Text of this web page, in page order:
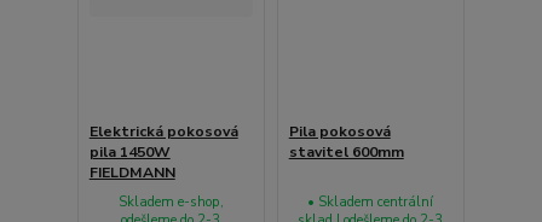
Elektrická pokosová
pila 1450W
FIELDMANN
Skladem e-shop,
Pila pokosová
stavitel 600mm
• Skladem centrální